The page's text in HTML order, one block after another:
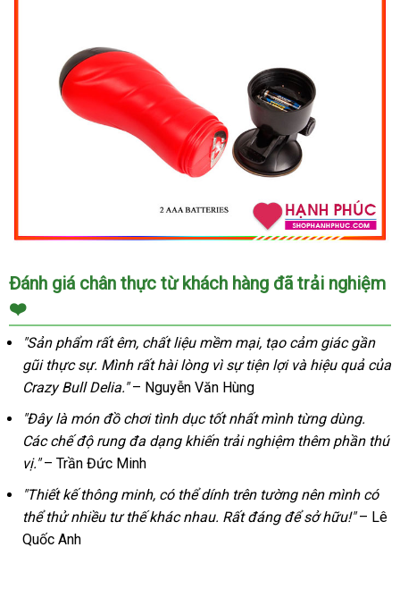
Âm
Đạo
Giả
Crazy
Bull
Delia
Rung
Xoay
SHP910
Kích
Thích
Cực
Mạnh
Đánh giá chân thực từ khách hàng đã trải nghiệm
❤️
"Sản phẩm rất êm, chất liệu mềm mại, tạo cảm giác gần
gũi thực sự. Mình rất hài lòng vì sự tiện lợi và hiệu quả của
Crazy Bull Delia."– Nguyễn Văn Hùng
"Đây là món đồ chơi tình dục tốt nhất mình từng dùng.
Các chế độ rung đa dạng khiến trải nghiệm thêm phần thú
vị."– Trần Đức Minh
"Thiết kế thông minh, có thể dính trên tường nên mình có
thể thử nhiều tư thế khác nhau. Rất đáng để sở hữu!"– Lê
Quốc Anh